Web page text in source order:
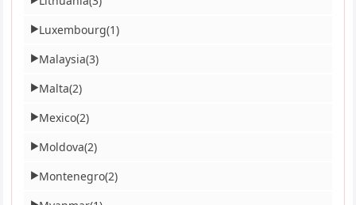
▶Luxembourg(1)
▶Malaysia(3)
▶Malta(2)
▶Mexico(2)
▶Moldova(2)
▶Montenegro(2)